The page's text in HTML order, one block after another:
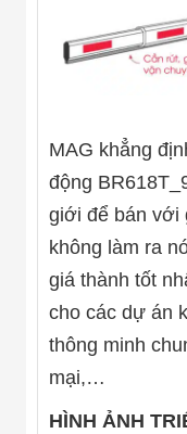
MAG khẳng
động
giới để bán với
không làm ra
giá thành tốt
cho các dự án
thông minh
mại,…
HÌNH ẢNH